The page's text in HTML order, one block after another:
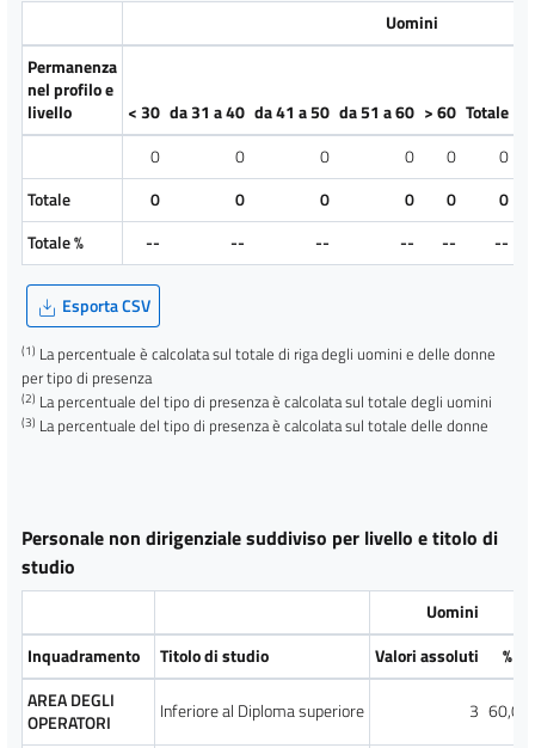
Uomini
Permanenza
nel profilo e
livello
< 30 da 31 a 40 da 41 a 50 da 51 a 60 > 60 Totale
0 0 0 0 0
0
Totale
0 0 0 0 0
0
Totale %
-- -- -- -- -- --
Esporta CSV
(1) La percentuale è calcolata sul totale di riga degli uomini e delle donne
per tipo di presenza
(2) La percentuale del tipo di presenza è calcolata sul totale degli uomini
(3) La percentuale del tipo di presenza è calcolata sul totale delle donne
Personale non dirigenziale suddiviso per livello e titolo di
studio
Uomini
Inquadramento
Titolo di studio Valori assoluti %
AREA DEGLI
OPERATORI
Inferiore al Diploma superiore 3 60,00